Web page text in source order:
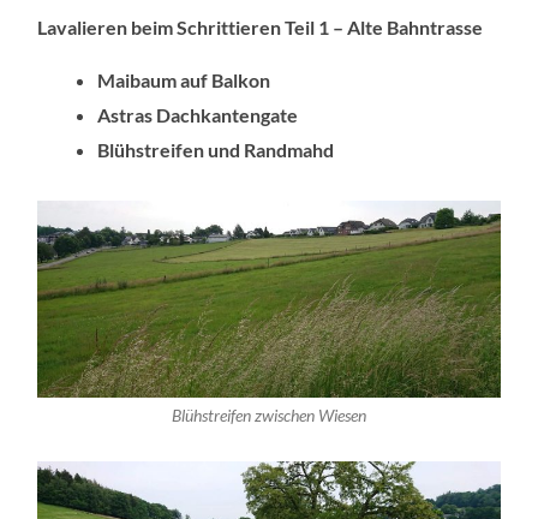
Lavalieren beim Schrittieren Teil 1 – Alte Bahntrasse
Maibaum auf Balkon
Astras Dachkantengate
Blühstreifen und Randmahd
Blühstreifen zwischen Wiesen